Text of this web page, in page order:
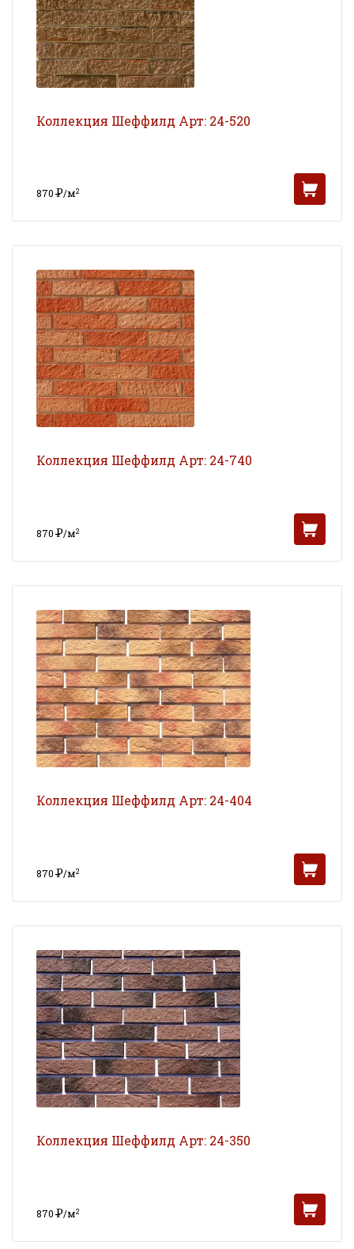
Коллекция Шеффилд Арт: 24-520
870Р/м2
Коллекция Шеффилд Арт: 24-740
870Р/м2
Коллекция Шеффилд Арт: 24-404
870Р/м2
Коллекция Шеффилд Арт: 24-350
870Р/м2